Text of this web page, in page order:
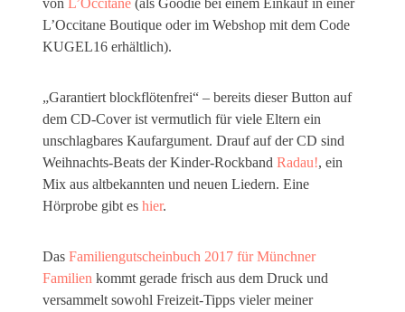
L’Occitane Boutique oder im Webshop mit dem Code
KUGEL16 erhältlich).
„Garantiert blockflötenfrei“ – bereits dieser Button auf
dem CD-Cover ist vermutlich für viele Eltern ein
unschlagbares Kaufargument. Drauf auf der CD sind
Weihnachts-Beats der Kinder-RockbandRadau!, ein
Mix aus altbekannten und neuen Liedern. Eine
Hörprobe gibt eshier.
DasFamiliengutscheinbuch 2017 für Münchner
Familien kommt gerade frisch aus dem Druck und
versammelt sowohl Freizeit-Tipps vieler meiner